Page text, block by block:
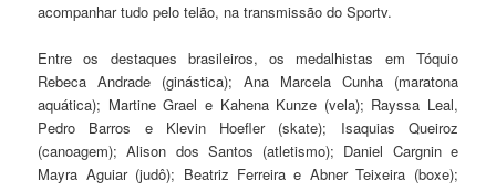
acompanhar tudo pelo telão, na transmissão do Sportv.
Entre os destaques brasileiros, os medalhistas em Tóquio
Rebeca Andrade (ginástica); Ana Marcela Cunha (maratona
aquática); Martine Grael e Kahena Kunze (vela); Rayssa Leal,
Pedro Barros e Klevin Hoefler (skate); Isaquias Queiroz
(canoagem); Alison dos Santos (atletismo); Daniel Cargnin e
Mayra Aguiar (judô); Beatriz Ferreira e Abner Teixeira (boxe);